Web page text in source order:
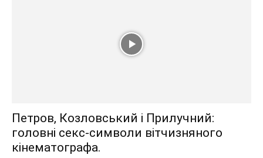
Петров, Козловський і Прилучний:
головні секс-символи вітчизняного
кінематографа.